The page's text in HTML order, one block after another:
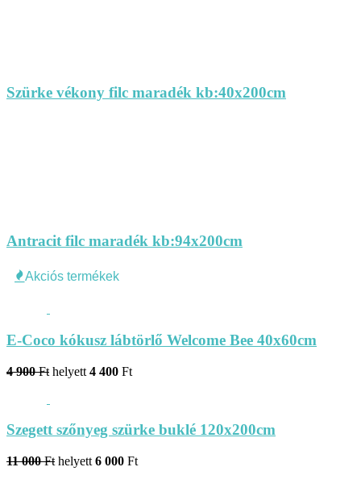
Szürke vékony filc maradék kb:40x200cm
Antracit filc maradék kb:94x200cm
Akciós termékek
E-Coco kókusz lábtörlő Welcome Bee 40x60cm
4 900 Ft helyett 4 400 Ft
Szegett szőnyeg szürke buklé 120x200cm
11 000 Ft helyett 6 000 Ft